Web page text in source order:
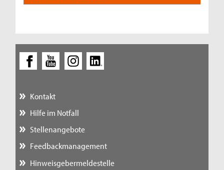
Kontakt
Hilfe im Notfall
Stellenangebote
Feedbackmanagement
Hinweisgebermeldestelle